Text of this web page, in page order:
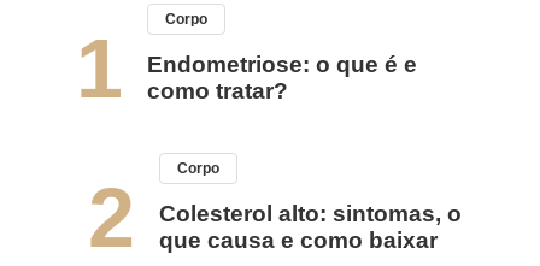
1
Corpo
Endometriose: o que é e
como tratar?
2
Corpo
Colesterol alto: sintomas, o
que causa e como baixar